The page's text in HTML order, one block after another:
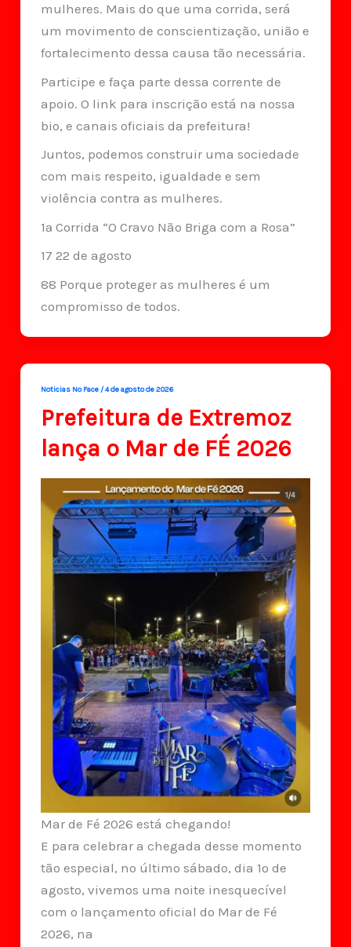
mulheres. Mais do que uma corrida, será
um movimento de conscientização, união e
fortalecimento dessa causa tão necessária.
Participe e faça parte dessa corrente de
apoio. O link para inscrição está na nossa
bio, e canais oficiais da prefeitura!
Juntos, podemos construir uma sociedade
com mais respeito, igualdade e sem
violência contra as mulheres.
1ª Corrida “O Cravo Não Briga com a Rosa”
17 22 de agosto
88 Porque proteger as mulheres é um
compromisso de todos.
Noticias No Face /4 de agosto de 2026
Prefeitura de Extremoz
lança o Mar de FÉ 2026
Mar de Fé 2026 está chegando!
E para celebrar a chegada desse momento
tão especial, no último sábado, dia 1º de
agosto, vivemos uma noite inesquecível
com o lançamento oficial do Mar de Fé
2026, na